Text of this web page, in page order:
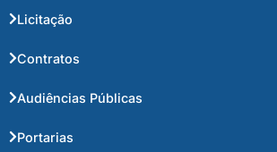
Licitação
Contratos
Audiências Públicas
Portarias